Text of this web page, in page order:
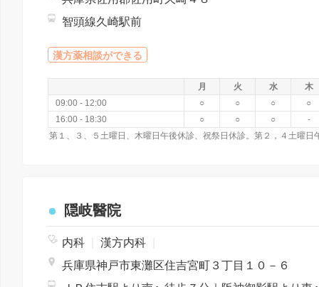
智頭線久崎駅前
漢方薬相談ができる
月 火 水
木
09:00 - 12:00
○ ○ ○
○
16:00 - 18:30
○ ○ ○
-
第１、３、５土曜日、木曜日午後休診、祝祭日休診。第２，４土曜日
隠岐醫院
内科 漢方内科
兵庫県神戸市東灘区住吉宮町３丁目１０－６